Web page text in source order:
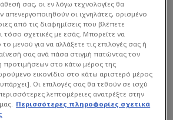
ξεκίνησε από το όνειρο
δεν αποχαιρετά απλώς μια
σας, οι εν λόγω τεχνολογίες θα
απενεργοποιηθούν οι ιχνηλάτες, ορισμένο
από τις διαφημίσεις που βλέπετε
τόσο σχετικές με εσάς. Μπορείτε να
μενού για να αλλάξετε τις επιλογές σας ή
σας ανά πάσα στιγμή πατώντας τον
προτιμήσεων στο κάτω μέρος της
εικονίδιο στο κάτω αριστερό μέρος
Οι επιλογές σας θα τεθούν σε ισχύ
λεπτομέρειες ανατρέξτε στην
Περισσότερες πληροφορίες σχετικά